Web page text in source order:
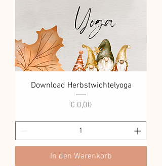
Download Herbstwichtelyoga
Preis
€ 0,00
In den Warenkorb